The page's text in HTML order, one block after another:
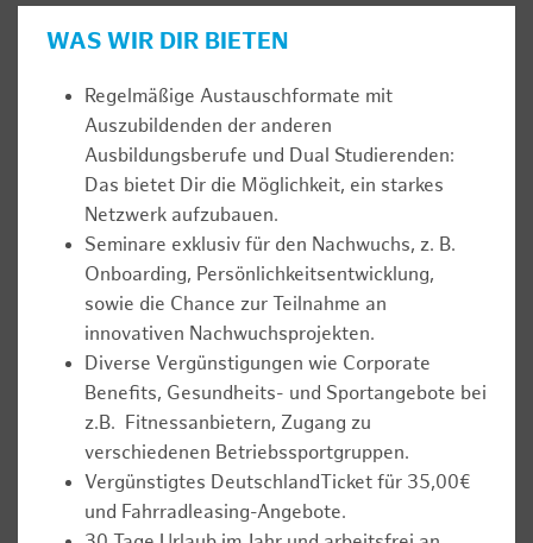
WAS WIR DIR BIETEN
Regelmäßige Austauschformate mit
Auszubildenden der anderen
Ausbildungsberufe und Dual Studierenden:
Das bietet Dir die Möglichkeit, ein starkes
Netzwerk aufzubauen.
Seminare exklusiv für den Nachwuchs, z. B.
Onboarding, Persönlichkeitsentwicklung,
sowie die Chance zur Teilnahme an
innovativen Nachwuchsprojekten.
Diverse Vergünstigungen wie Corporate
Benefits, Gesundheits- und Sportangebote bei
z.B. Fitnessanbietern, Zugang zu
verschiedenen Betriebssportgruppen.
Vergünstigtes DeutschlandTicket für 35,00€
und Fahrradleasing-Angebote.